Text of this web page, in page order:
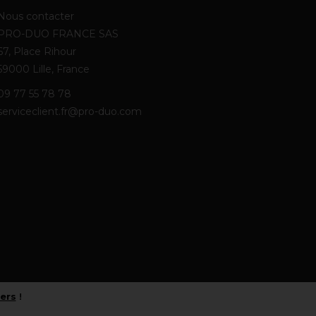
contacter
DUO FRANCE SAS
Place Rihour
Lille, France
77 55 78 78
duo.com
!